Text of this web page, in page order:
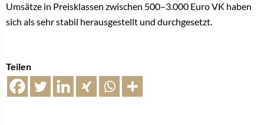
Umsätze in Preisklassen zwischen 500–3.000 Euro VK haben
sich als sehr stabil herausgestellt und durchgesetzt.
Teilen